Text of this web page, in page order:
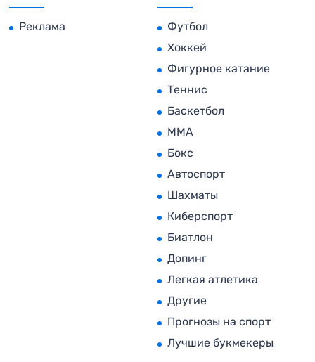
Реклама
Футбол
Хоккей
Фигурное катание
Теннис
Баскетбол
MMA
Бокс
Автоспорт
Шахматы
Киберспорт
Биатлон
Допинг
Легкая атлетика
Другие
Прогнозы на спорт
Лучшие букмекеры